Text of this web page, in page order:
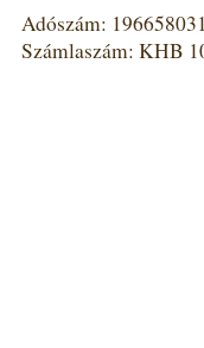
Adószám:
Számlaszám: KHB